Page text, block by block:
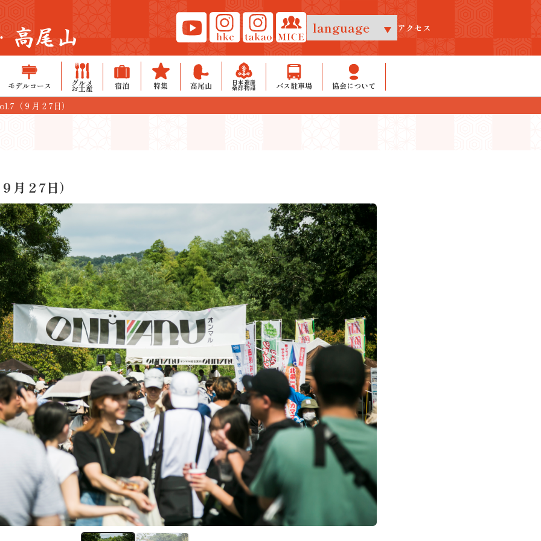
高尾山
アクセス
モデルコース グルメ
お土産 宿泊 特集 高尾山 日本遺産
桑都物語 バス駐車場 協会について
（９月２7日）
２7日）